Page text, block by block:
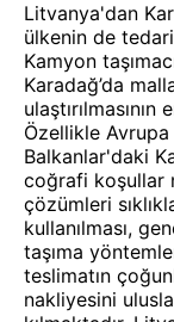
Litvanya'dan
ülkenin de
Kamyon
Karadağ’da
Özellikle
Balkanlar'daki
coğrafi koşullar
çözümleri
kullanılması,
taşıma
teslimatın
nakliyesini